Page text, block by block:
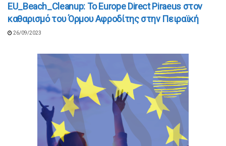
EU_Beach_Cleanup: Το Europe Direct Piraeus στον
καθαρισμό του Όρμου Αφροδίτης στην Πειραϊκή
26/09/2023